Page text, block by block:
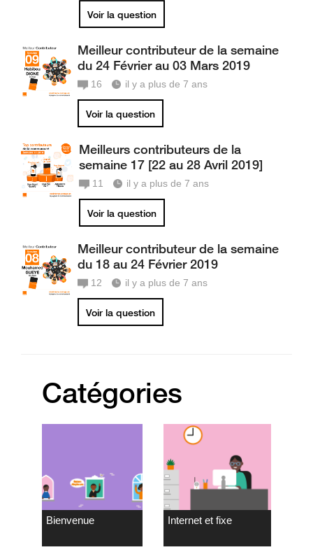
Voir la question
Meilleur contributeur de la semaine
du 24 Février au 03 Mars 2019
16 il y a plus de 7 ans
Voir la question
Meilleurs contributeurs de la
semaine 17 [22 au 28 Avril 2019]
11 il y a plus de 7 ans
Voir la question
Meilleur contributeur de la semaine
du 18 au 24 Février 2019
12 il y a plus de 7 ans
Voir la question
Catégories
Bienvenue Internet et fixe